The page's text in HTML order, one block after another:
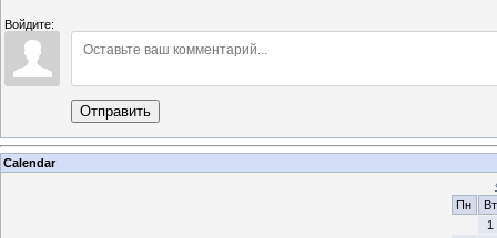
Войдите:
Отправить
Calendar
Пн
Вт
1